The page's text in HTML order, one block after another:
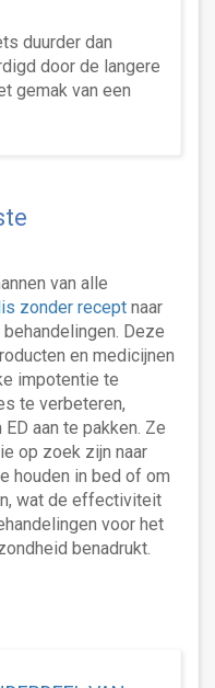
duurder dan
door de langere
gemak van een
van alle
zonder recept naar
Deze
en medicijnen
impotentie te
te verbeteren,
aan te pakken. Ze
op zoek zijn naar
houden in bed of om
wat de effectiviteit
voor het
benadrukt.